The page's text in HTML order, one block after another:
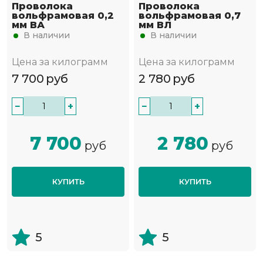
Проволока
вольфрамовая 0,2
мм ВА
В наличии
Цена за килограмм
7 700 руб
− +
7 700 руб
КУПИТЬ
5
Проволока
вольфрамовая 0,7
мм ВЛ
В наличии
Цена за килограмм
2 780 руб
− +
2 780 руб
КУПИТЬ
5